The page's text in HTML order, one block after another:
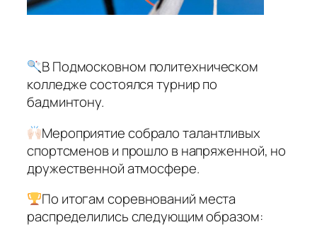
В Подмосковном политехническом
колледже состоялся турнир по
бадминтону.
Мероприятие собрало талантливых
спортсменов и прошло в напряженной, но
дружественной атмосфере.
По итогам соревнований места
распределились следующим образом: